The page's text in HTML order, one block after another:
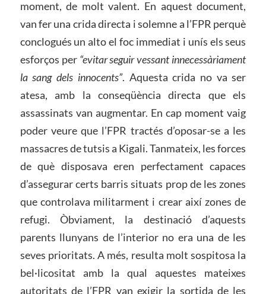
moment, de molt valent. En aquest document,
van fer una crida directa i solemne a l’FPR perquè
conclogués un alto el foc immediat i unís els seus
esforços per “evitar seguir vessant innecessàriament
la sang dels innocents”. Aquesta crida no va ser
atesa, amb la conseqüència directa que els
assassinats van augmentar. En cap moment vaig
poder veure que l’FPR tractés d’oposar-se a les
massacres de tutsis a Kigali. Tanmateix, les forces
de què disposava eren perfectament capaces
d’assegurar certs barris situats prop de les zones
que controlava militarment i crear així zones de
refugi. Òbviament, la destinació d’aquests
parents llunyans de l’interior no era una de les
seves prioritats. A més, resulta molt sospitosa la
bel·licositat amb la qual aquestes mateixes
autoritats de l’FPR van exigir la sortida de les